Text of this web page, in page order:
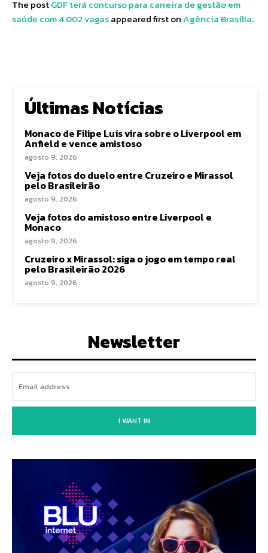
The postGDF terá concurso para carreira de gestão em
saúde com 4.002 vagasappeared first onAgência Brasília.
Últimas Notícias
Monaco de Filipe Luís vira sobre o Liverpool em
Anfield e vence amistoso
agosto 9, 2026
Veja fotos do duelo entre Cruzeiro e Mirassol
pelo Brasileirão
agosto 9, 2026
Veja fotos do amistoso entre Liverpool e
Monaco
agosto 9, 2026
Cruzeiro x Mirassol: siga o jogo em tempo real
pelo Brasileirão 2026
agosto 9, 2026
Newsletter
I WANT IN